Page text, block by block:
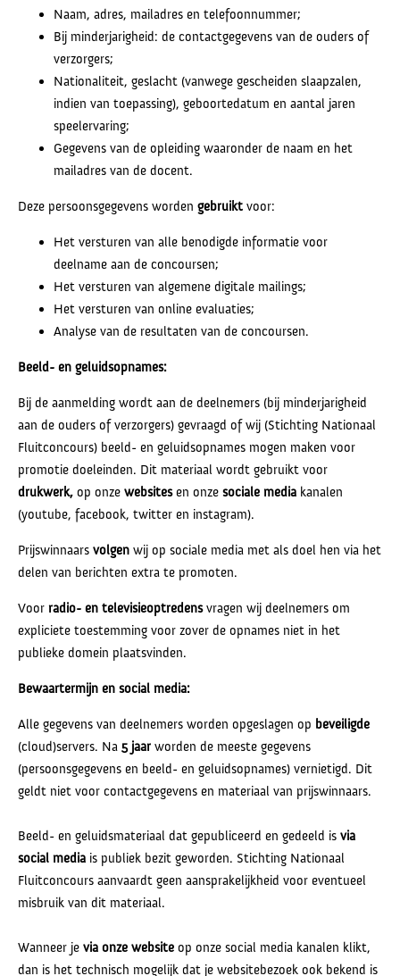
Naam, adres, mailadres en telefoonnummer;
Bij minderjarigheid: de contactgegevens van de ouders of
verzorgers;
Nationaliteit, geslacht (vanwege gescheiden slaapzalen,
indien van toepassing), geboortedatum en aantal jaren
speelervaring;
Gegevens van de opleiding waaronder de naam en het
mailadres van de docent.
Deze persoonsgegevens worden gebruikt voor:
Het versturen van alle benodigde informatie voor
deelname aan de concoursen;
Het versturen van algemene digitale mailings;
Het versturen van online evaluaties;
Analyse van de resultaten van de concoursen.
Beeld- en geluidsopnames:
Bij de aanmelding wordt aan de deelnemers (bij minderjarigheid
aan de ouders of verzorgers) gevraagd of wij (Stichting Nationaal
Fluitconcours) beeld- en geluidsopnames mogen maken voor
promotie doeleinden. Dit materiaal wordt gebruikt voor
drukwerk, op onze websitesen onze sociale media kanalen
(youtube, facebook, twitter en instagram).
Prijswinnaars volgen wij op sociale media met als doel hen via het
delen van berichten extra te promoten.
Voor radio- en televisieoptredensvragen wij deelnemers om
expliciete toestemming voor zover de opnames niet in het
publieke domein plaatsvinden.
Bewaartermijn en social media:
Alle gegevens van deelnemers worden opgeslagen op beveiligde
(cloud)servers. Na 5 jaar worden de meeste gegevens
(persoonsgegevens en beeld- en geluidsopnames) vernietigd. Dit
geldt niet voor contactgegevens en materiaal van prijswinnaars.
Beeld- en geluidsmateriaal dat gepubliceerd en gedeeld is via
social media is publiek bezit geworden. Stichting Nationaal
Fluitconcours aanvaardt geen aansprakelijkheid voor eventueel
misbruik van dit materiaal.
Wanneer je via onze website op onze social media kanalen klikt,
dan is het technisch mogelijk dat je websitebezoek ook bekend is